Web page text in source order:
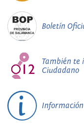
Boletín
También te
Ciudadano
Información